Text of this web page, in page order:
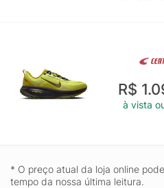
R$
à vista
* O preço atual da loja online
tempo da nossa última leitura.